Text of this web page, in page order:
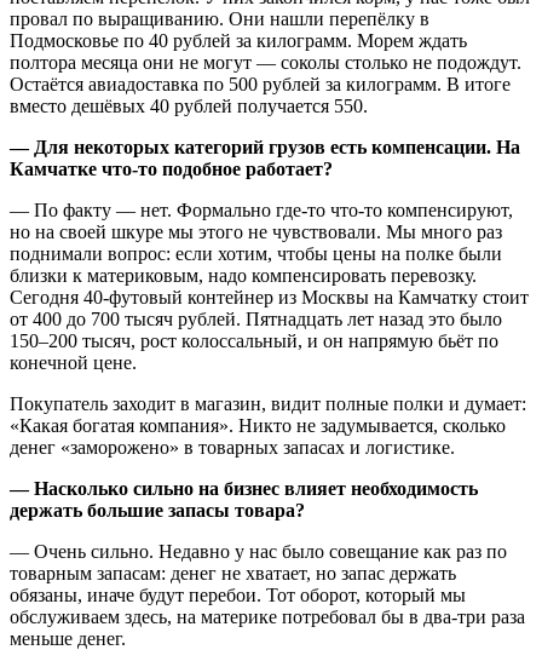
провал по выращиванию. Они нашли перепёлку в
Подмосковье по 40 рублей за килограмм. Морем ждать
полтора месяца они не могут — соколы столько не подождут.
Остаётся авиадоставка по 500 рублей за килограмм. В итоге
вместо дешёвых 40 рублей получается 550.
— Для некоторых категорий грузов есть компенсации. На
Камчатке что‑то подобное работает?
— По факту — нет. Формально где‑то что‑то компенсируют,
но на своей шкуре мы этого не чувствовали. Мы много раз
поднимали вопрос: если хотим, чтобы цены на полке были
близки к материковым, надо компенсировать перевозку.
Сегодня 40‑футовый контейнер из Москвы на Камчатку стоит
от 400 до 700 тысяч рублей. Пятнадцать лет назад это было
150–200 тысяч, рост колоссальный, и он напрямую бьёт по
конечной цене.
Покупатель заходит в магазин, видит полные полки и думает:
«Какая богатая компания». Никто не задумывается, сколько
денег «заморожено» в товарных запасах и логистике.
— Насколько сильно на бизнес влияет необходимость
держать большие запасы товара?
— Очень сильно. Недавно у нас было совещание как раз по
товарным запасам: денег не хватает, но запас держать
обязаны, иначе будут перебои. Тот оборот, который мы
обслуживаем здесь, на материке потребовал бы в два‑три раза
меньше денег.